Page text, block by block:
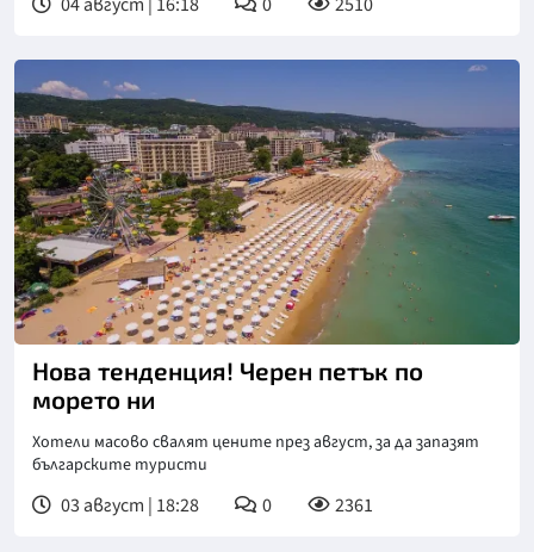
Нова тенденция! Черен петък по
морето ни
Хотели масово свалят цените през август, за да запазят
българските туристи
03 август | 18:28 0 2361